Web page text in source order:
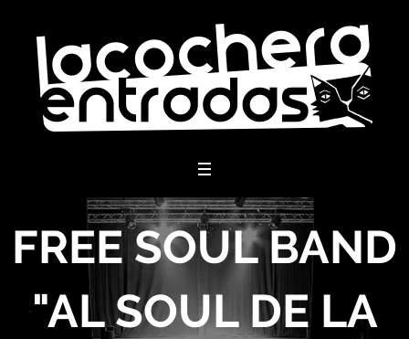
FREE SOUL BAND
"AL SOUL DE LA